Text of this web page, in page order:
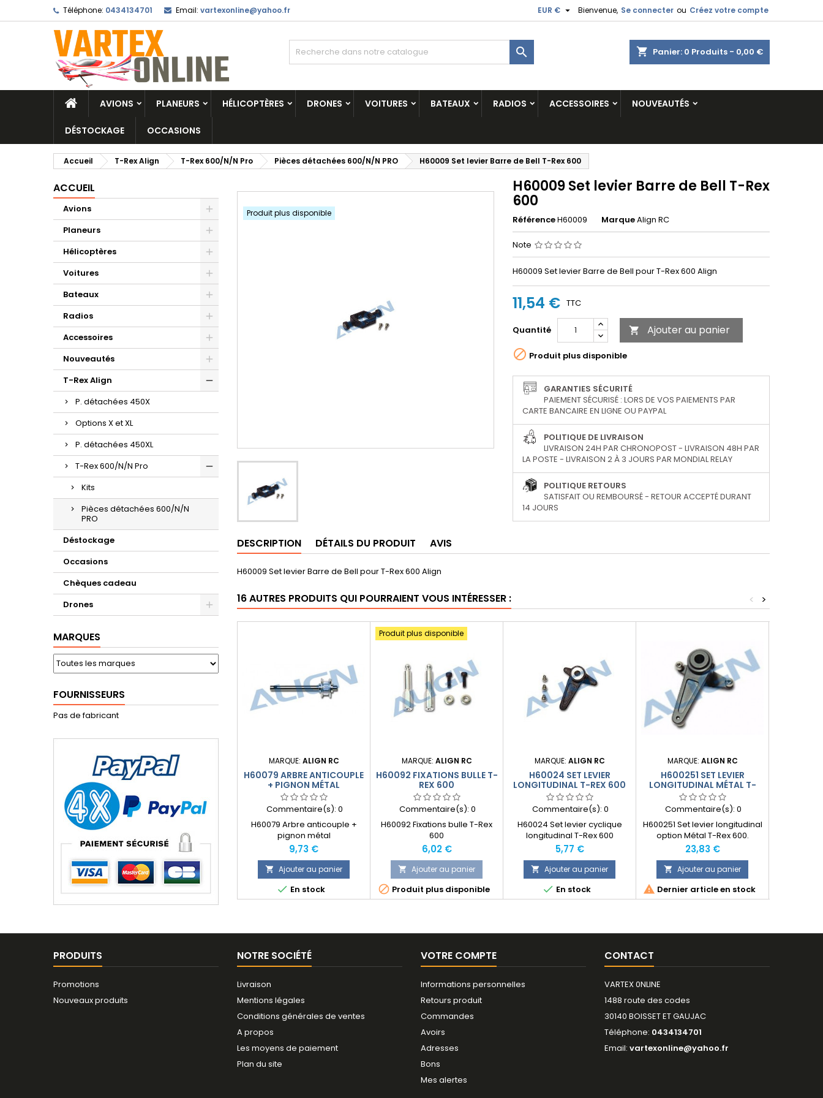
Téléphone: 0434134701 Email: vartexonline@yahoo.fr Bienvenue, Se connecter ou Créez votre compte
EUR € 
shopping_cart Panier: 0 Produits - 0,00 €

AVIONS PLANEURS HÉLICOPTÈRES DRONES VOITURES BATEAUX RADIOS ACCESSOIRES NOUVEAUTÉS
DÉSTOCKAGE OCCASIONS
Accueil T-Rex Align T-Rex 600/N/N Pro Pièces détachées 600/N/N PRO H60009 Set levier Barre de Bell T-Rex 600
ACCUEIL
Avions
Planeurs
Hélicoptères
Voitures
Bateaux
Radios
Accessoires
Nouveautés
T-Rex Align
P. détachées 450X
Options X et XL
P. détachées 450XL
T-Rex 600/N/N Pro
Kits
Pièces détachées 600/N/N
PRO
Déstockage
Occasions
Chèques cadeau
Drones
MARQUES
FOURNISSEURS
Pas de fabricant
Produit plus disponible
H60009 Set levier Barre de Bell T-Rex
600
RéférenceH60009 MarqueAlign RC
Note
H60009 Set levier Barre de Bell pour T-Rex 600 Align
11,54 € TTC
Quantité  Ajouter au panier
 Produit plus disponible
GARANTIES SÉCURITÉ
PAIEMENT SÉCURISÉ : LORS DE VOS PAIEMENTS PAR
CARTE BANCAIRE EN LIGNE OU PAYPAL
POLITIQUE DE LIVRAISON
LIVRAISON 24H PAR CHRONOPOST - LIVRAISON 48H PAR
LA POSTE - LIVRAISON 2 À 3 JOURS PAR MONDIAL RELAY
POLITIQUE RETOURS
SATISFAIT OU REMBOURSÉ - RETOUR ACCEPTÉ DURANT
14 JOURS
DESCRIPTION DÉTAILS DU PRODUIT AVIS
H60009 Set levier Barre de Bell pour T-Rex 600 Align
16 AUTRES PRODUITS QUI POURRAIENT VOUS INTÉRESSER : >
<
MARQUE: ALIGN RC
H60079 ARBRE ANTICOUPLE
+ PIGNON MÉTAL
Commentaire(s): 0
H60079 Arbre anticouple +
pignon métal
Prix
9,73 €
 Ajouter au panier
 En stock
Produit plus disponible
MARQUE: ALIGN RC
H60092 FIXATIONS BULLE T-
REX 600
Commentaire(s): 0
H60092 Fixations bulle T-Rex
600
Prix
6,02 €
 Ajouter au panier
 Produit plus disponible
MARQUE: ALIGN RC
H60024 SET LEVIER
LONGITUDINAL T-REX 600
Commentaire(s): 0
H60024 Set levier cyclique
longitudinal T-Rex 600
Prix
5,77 €
 Ajouter au panier
 En stock
MARQUE: ALIGN RC
H600251 SET LEVIER
LONGITUDINAL MÉTAL T-
REX 600
Commentaire(s): 0
H600251 Set levier longitudinal
option Métal T-Rex 600.
Remplace la référence
H60025.
Prix
23,83 €
 Ajouter au panier
 Dernier article en stock
PRODUITS
Promotions
Nouveaux produits
NOTRE SOCIÉTÉ
Livraison
Mentions légales
Conditions générales de ventes
A propos
Les moyens de paiement
Plan du site
VOTRE COMPTE
Informations personnelles
Retours produit
Commandes
Avoirs
Adresses
Bons
Mes alertes
CONTACT
VARTEX 0NLINE
1488 route des codes
30140 BOISSET ET GAUJAC
Téléphone: 0434134701
Email: vartexonline@yahoo.fr